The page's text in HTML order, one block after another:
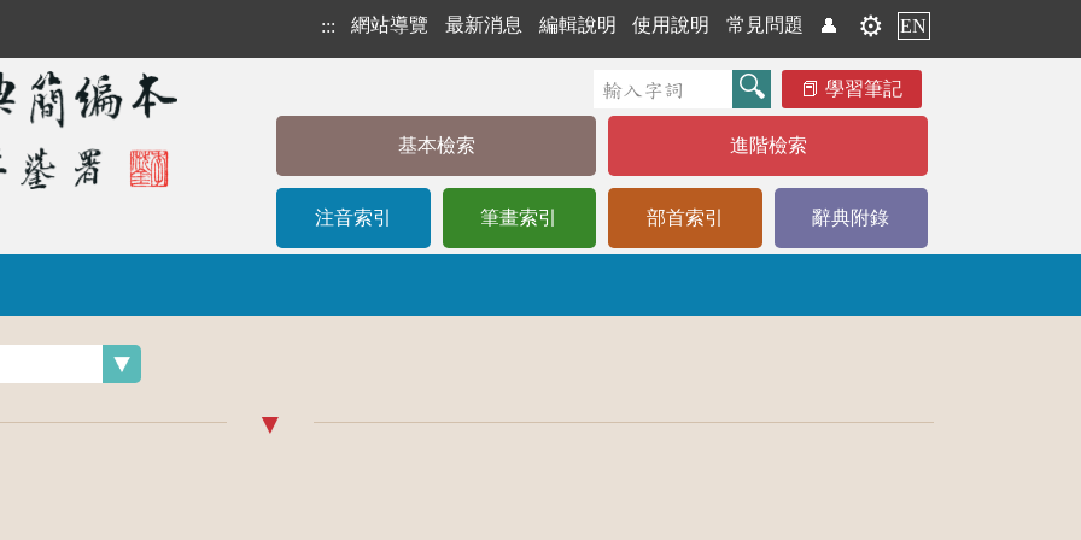
::: 網站導覽 最新消息 編輯說明 使用說明 常見問題 👤 ⚙️ EN
學習筆記
基本檢索 進階檢索
注音索引 筆畫索引 部首索引 辭典附錄